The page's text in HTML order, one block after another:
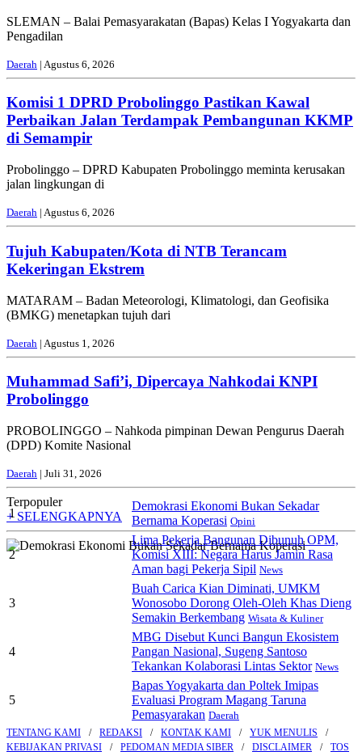
SLEMAN – Balai Pemasyarakatan (Bapas) Kelas I Yogyakarta dan
Pengadilan
Daerah | Agustus 6, 2026
Komisi 1 DPRD Probolinggo Pastikan Kawal
Perbaikan Jalan Terdampak Pembangunan KKMP
di Semampir
Probolinggo – DPRD Kabupaten Probolinggo meminta kerusakan
jalan lingkungan di
Daerah | Agustus 6, 2026
Tujuh Kabupaten/Kota di NTB Terancam
Kekeringan Ekstrem
MATARAM – Badan Meteorologi, Klimatologi, dan Geofisika
(BMKG) menetapkan tujuh dari
Daerah | Agustus 1, 2026
Muhammad Safi’i, Dipercaya Nahkodai KNPI
Probolinggo
PROBOLINGGO – Nahkoda pimpinan Dewan Pengurus Daerah
(DPD) Komite Nasional
Daerah | Juli 31, 2026
Terpopuler
+ SELENGKAPNYA
1
Demokrasi Ekonomi Bukan Sekadar
Bernama Koperasi Opini
2
Lima Pekerja Bangunan Dibunuh OPM,
Komisi XIII: Negara Harus Jamin Rasa
Aman bagi Pekerja Sipil News
3
Buah Carica Kian Diminati, UMKM
Wonosobo Dorong Oleh-Oleh Khas Dieng
Semakin Berkembang Wisata & Kuliner
4
MBG Disebut Kunci Bangun Ekosistem
Pangan Nasional, Sugeng Santoso
Tekankan Kolaborasi Lintas Sektor News
5
Bapas Yogyakarta dan Poltek Imipas
Evaluasi Program Magang Taruna
Pemasyarakan Daerah
TENTANG KAMI REDAKSI KONTAK KAMI
YUK MENULIS
KEBIJAKAN PRIVASI
PEDOMAN MEDIA SIBER DISCLAIMER TOS